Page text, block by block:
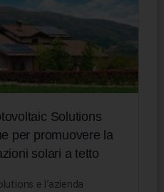
Solutions
per promuovere la
solari a tetto
e l’azienda